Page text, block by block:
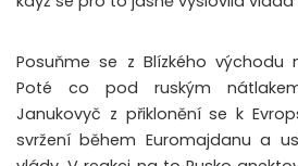
Posuňme se z Blízkého východu
Poté co pod ruským
Janukovyč z přiklonění se k
svržení během Euromajdanu a